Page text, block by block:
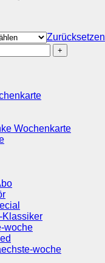
Zurücksetzen
Wochenkarte
Klassiker
woche
woche